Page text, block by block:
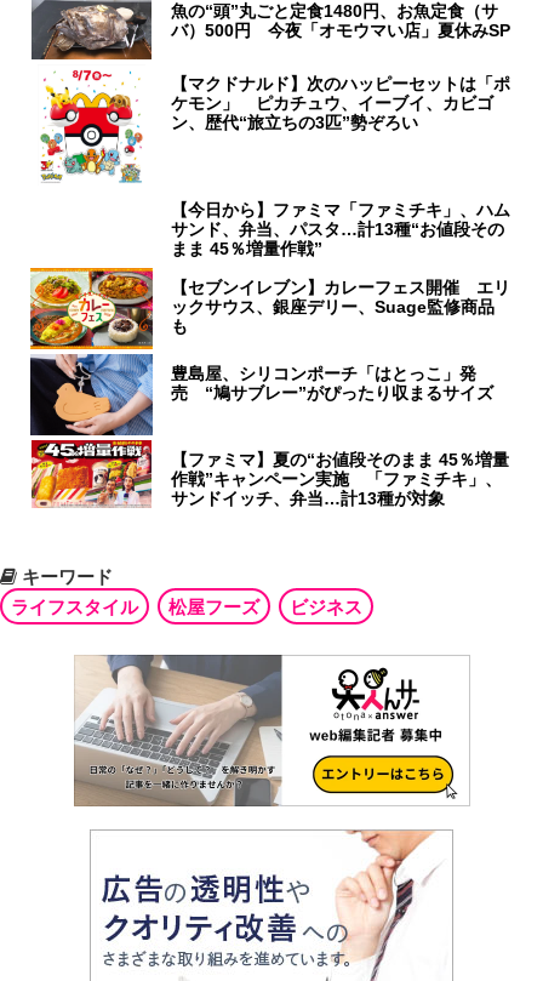
魚の“頭”丸ごと定食1480円、お魚定食（サ
バ）500円 今夜「オモウマい店」夏休みSP
【マクドナルド】次のハッピーセットは「ポ
ケモン」 ピカチュウ、イーブイ、カビゴ
ン、歴代“旅立ちの3匹”勢ぞろい
【今日から】ファミマ「ファミチキ」、ハム
サンド、弁当、パスタ…計13種“お値段その
まま 45％増量作戦”
【セブンイレブン】カレーフェス開催 エリ
ックサウス、銀座デリー、Suage監修商品
も
豊島屋、シリコンポーチ「はとっこ」発
売 “鳩サブレー”がぴったり収まるサイズ
【ファミマ】夏の“お値段そのまま 45％増量
作戦”キャンペーン実施 「ファミチキ」、
サンドイッチ、弁当…計13種が対象
キーワード
ライフスタイル
松屋フーズ ビジネス